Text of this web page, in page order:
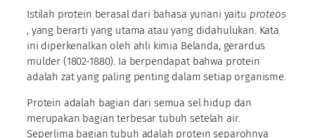
Istilah protein berasal dari bahasa yunani yaitu proteos
, yang berarti yang utama atau yang didahulukan. Kata
ini diperkenalkan oleh ahli kimia Belanda, gerardus
mulder (1802-1880). Ia berpendapat bahwa protein
adalah zat yang paling penting dalam setiap organisme.
Protein adalah bagian dari semua sel hidup dan
merupakan bagian terbesar tubuh setelah air.
Seperlima bagian tubuh adalah protein separohnya